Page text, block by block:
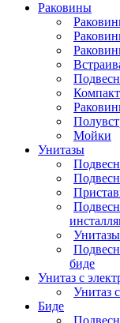
Раковины
Мойки
Унитазы
биде
Унитаз с
Унитаз
Биде